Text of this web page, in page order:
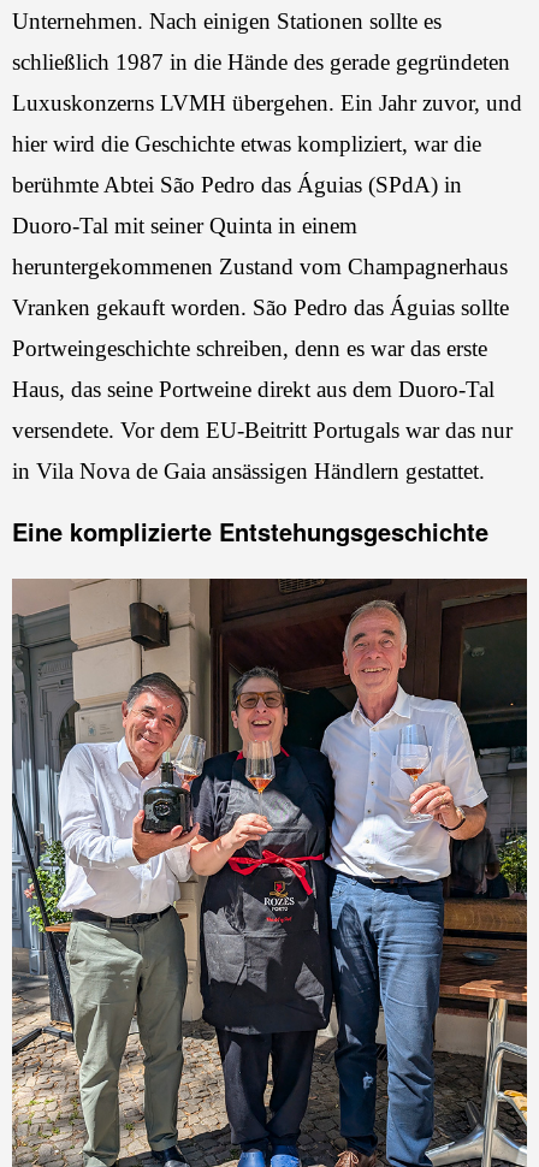
Unternehmen. Nach einigen Stationen sollte es
schließlich 1987 in die Hände des gerade gegründeten
Luxuskonzerns LVMH übergehen. Ein Jahr zuvor, und
hier wird die Geschichte etwas kompliziert, war die
berühmte Abtei São Pedro das Águias (SPdA) in
Duoro-Tal mit seiner Quinta in einem
heruntergekommenen Zustand vom Champagnerhaus
Vranken gekauft worden. São Pedro das Águias sollte
Portweingeschichte schreiben, denn es war das erste
Haus, das seine Portweine direkt aus dem Duoro-Tal
versendete. Vor dem EU-Beitritt Portugals war das nur
in Vila Nova de Gaia ansässigen Händlern gestattet.
Eine komplizierte Entstehungsgeschichte